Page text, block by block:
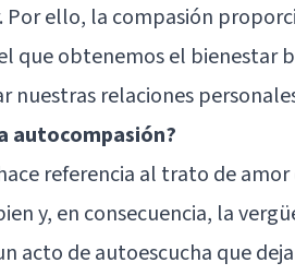
Por ello, la compasión
que obtenemos el bienestar
nuestras relaciones
autocompasión?
referencia al trato de
y, en consecuencia, la
acto de autoescucha que